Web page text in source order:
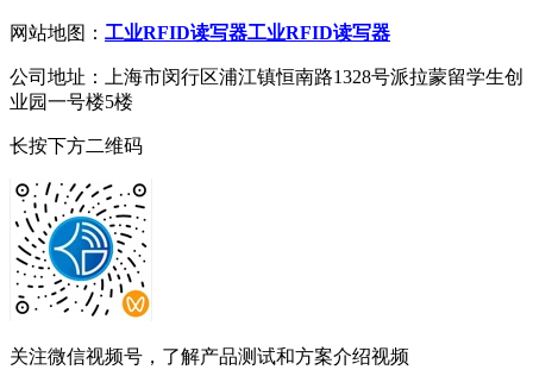
网站地图： 工业RFID读写器工业RFID读写器
公司地址：上海市闵行区浦江镇恒南路1328号派拉蒙留学生创
业园一号楼5楼
长按下方二维码
关注微信视频号，了解产品测试和方案介绍视频